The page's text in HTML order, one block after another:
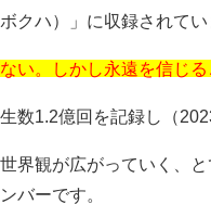
クハ）」に収録されてい
い。しかし永遠を信じる
数1.2億回を記録し（
界観が広がっていく、
バーです。